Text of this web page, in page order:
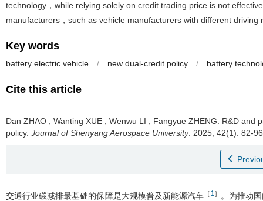
technology，while relying solely on credit trading price is not
manufacturers，such as vehicle manufacturers with different
Key words
battery electric vehicle / new dual-credit policy / battery
Cite this article
Dan ZHAO Wanting XUE Wenwu LI Fangyue ZHENG
R&D and
policy. Journal of Shenyang Aerospace University. 2025, 42(1): 82-
交通行业碳减排最基础的保障是大规模普及新能源汽车 ［1］
。为推动